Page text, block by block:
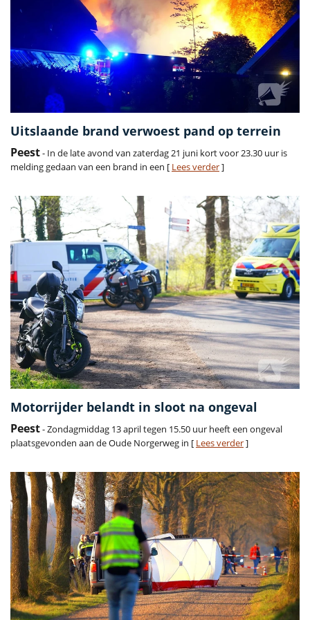
Uitslaande brand verwoest pand op terrein
Peest- In de late avond van zaterdag 21 juni kort voor 23.30 uur is
melding gedaan van een brand in een [ Lees verder]
Motorrijder belandt in sloot na ongeval
Peest- Zondagmiddag 13 april tegen 15.50 uur heeft een ongeval
plaatsgevonden aan de Oude Norgerweg in [ Lees verder]